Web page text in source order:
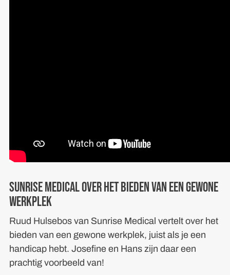
Sunrise Medical over het bieden van een gewone
werkplek
Ruud Hulsebos van Sunrise Medical vertelt over het
bieden van een gewone werkplek, juist als je een
handicap hebt. Josefine en Hans zijn daar een
prachtig voorbeeld van!